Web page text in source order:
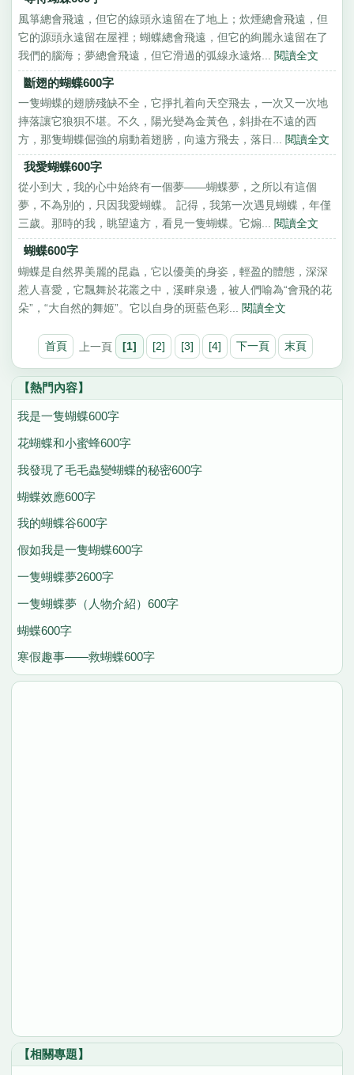
風箏總會飛遠，但它的線頭永遠留在了地上；炊煙總會飛遠，但
它的源頭永遠留在屋裡；蝴蝶總會飛遠，但它的絢麗永遠留在了
我們的腦海；夢總會飛遠，但它滑過的弧線永遠烙... 閱讀全文
斷翅的蝴蝶600字
一隻蝴蝶的翅膀殘缺不全，它掙扎着向天空飛去，一次又一次地
摔落讓它狼狽不堪。不久，陽光變為金黃色，斜掛在不遠的西
方，那隻蝴蝶倔強的扇動着翅膀，向遠方飛去，落日... 閱讀全文
我愛蝴蝶600字
從小到大，我的心中始終有一個夢——蝴蝶夢，之所以有這個
夢，不為別的，只因我愛蝴蝶。 記得，我第一次遇見蝴蝶，年僅
三歲。那時的我，眺望遠方，看見一隻蝴蝶。它煽... 閱讀全文
蝴蝶600字
蝴蝶是自然界美麗的昆蟲，它以優美的身姿，輕盈的體態，深深
惹人喜愛，它飄舞於花叢之中，溪畔泉邊，被人們喻為“會飛的花
朵”，“大自然的舞姬”。它以自身的斑藍色彩... 閱讀全文
首頁 上一頁 [1] [2] [3] [4] 下一頁 末頁
【熱門內容】
我是一隻蝴蝶600字
花蝴蝶和小蜜蜂600字
我發現了毛毛蟲變蝴蝶的秘密600字
蝴蝶效應600字
我的蝴蝶谷600字
假如我是一隻蝴蝶600字
一隻蝴蝶夢2600字
一隻蝴蝶夢（人物介紹）600字
蝴蝶600字
寒假趣事——救蝴蝶600字
【相關專題】